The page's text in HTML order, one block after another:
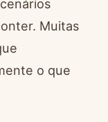
Muitas
o que